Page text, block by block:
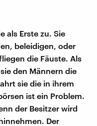
als Erste zu. Sie
beleidigen, oder
die Fäuste. Als
den Männern die
sie die in ihrem
ist ein Problem.
der Besitzer wird
Der